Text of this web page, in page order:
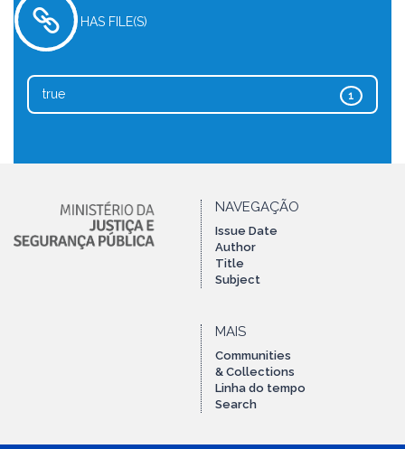
HAS FILE(S)
1
true
NAVEGAÇÃO
Issue Date
Author
Title
Subject
MAIS
Communities
& Collections
Linha do tempo
Search